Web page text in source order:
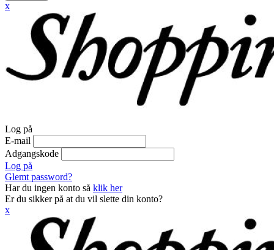
x
Log på
E-mail
Adgangskode
Log på
Glemt password?
Har du ingen konto så klik her
Er du sikker på at du vil slette din konto?
x